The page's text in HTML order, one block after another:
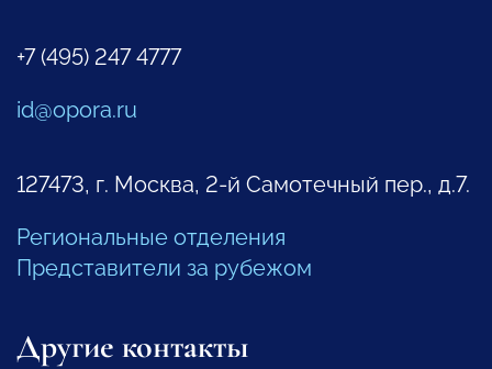
+7 (495) 247 4777
id@opora.ru
127473, г. Москва, 2-й Самотечный пер., д.7.
Региональные отделения
Представители за рубежом
Другие контакты